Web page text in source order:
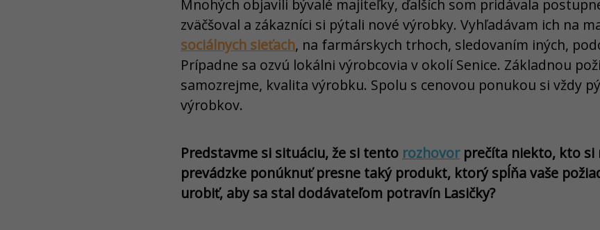
Mnohých objavili bývalé majiteľky, ďalších som pridávala
zväčšoval a zákazníci si pýtali nové výrobky. Vyhľadávam ich na
sociálnych sieťach, na farmárskych trhoch, sledovaním iných,
Prípadne sa ozvú lokálni výrobcovia v okolí Senice. Základnou
samozrejme, kvalita výrobku. Spolu s cenovou ponukou si vždy
výrobkov.
Predstavme si situáciu, že si tento rozhovorprečíta niekto, kto si
prevádzke ponúknuť presne taký produkt, ktorý spĺňa vaše
urobiť, aby sa stal dodávateľom potravín Lasičky?